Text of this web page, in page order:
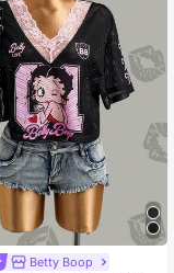
Betty Boop